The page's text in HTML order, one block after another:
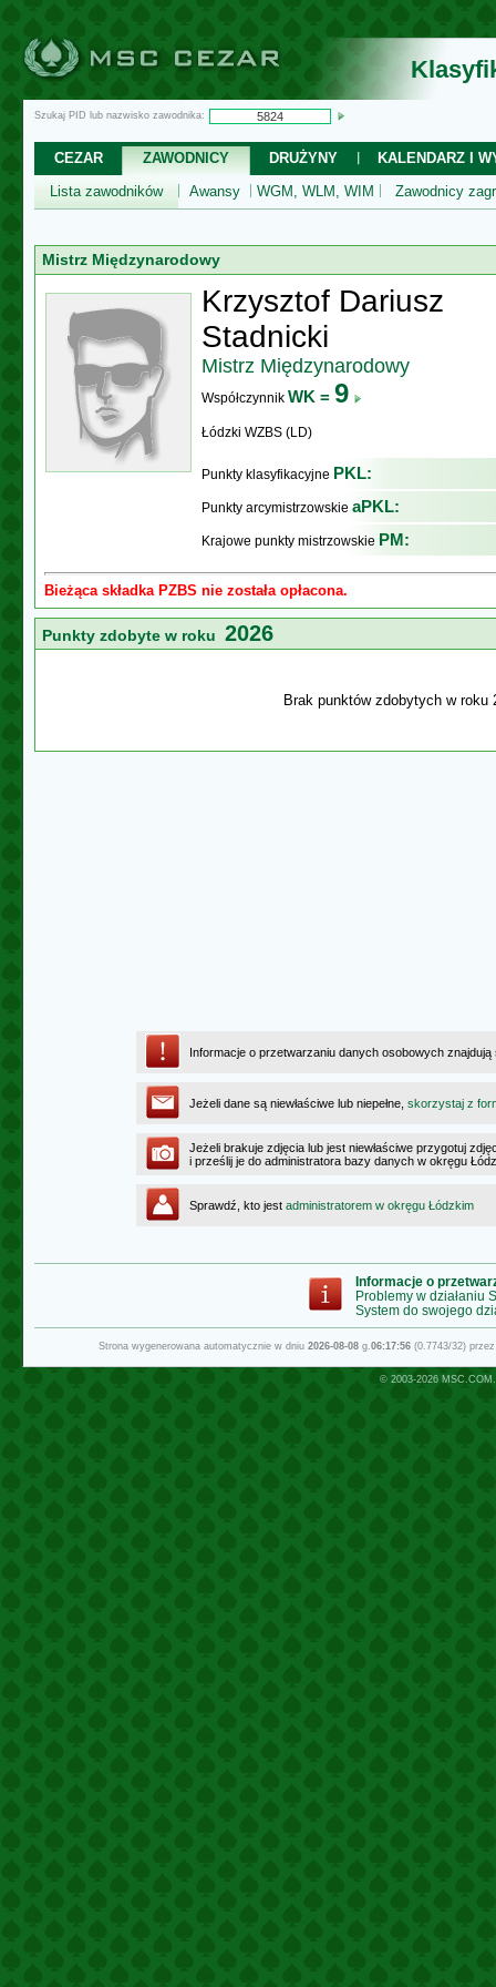
Szukaj PID lub nazwisko zawodnika:
CEZAR ZAWODNICY DRUŻYNY
KALENDARZ I
Lista zawodników
Awansy WGM, WLM, WIM Zawodnicy
Mistrz Międzynarodowy
Krzysztof Dariusz
Stadnicki
Mistrz Międzynarodowy
Współczynnik WK = 9
Łódzki WZBS (LD)
Punkty klasyfikacyjne PKL:
Punkty arcymistrzowskie aPKL:
Krajowe punkty mistrzowskie PM:
Bieżąca składka PZBS nie została opłacona.
Punkty zdobyte w roku 2026
Brak punktów zdobytych w roku
Informacje o przetwarzaniu danych osobowych
Jeżeli dane są niewłaściwe lub niepełne, skorzystaj z
Jeżeli brakuje zdjęcia lub jest niewłaściwe przygotuj
i prześlij je do administratora bazy danych w okręgu
Sprawdź, kto jest administratorem w okręgu Łódzkim
Informacje o
Problemy w działaniu
System do swojego
Strona wygenerowana automatycznie w dniu 2026-08-08g.06:17:56(0.7743/32)
© 2003-2026